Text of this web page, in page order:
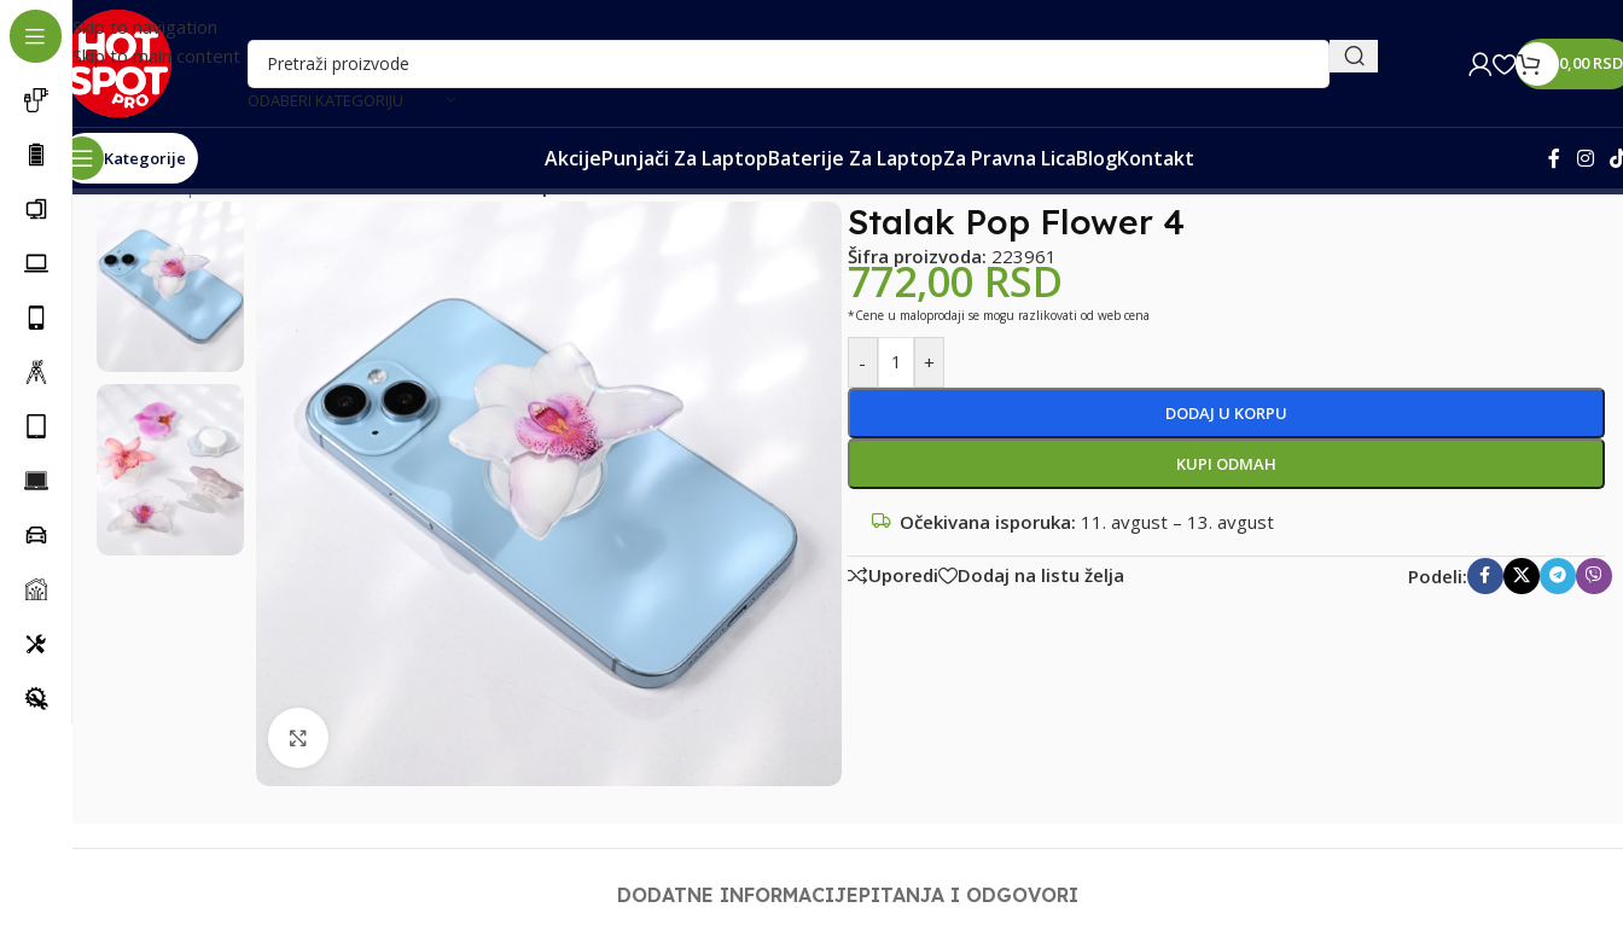
Skip to navigation
Skip to main content
ODABERI KATEGORIJU
0,00RSD
Kategorije AkcijePunjači Za LaptopBaterije Za LaptopZa Pravna LicaBlogKontakt
Почетна/Oprema za telefone/Razni dodaci/Stalak Pop Flower 4
Stalak Pop Flower 4
Šifra proizvoda: 223961
772,00RSD
*Cene u maloprodaji se mogu razlikovati od web cena
- +
DODAJ U KORPU
KUPI ODMAH
Očekivana isporuka: 11. avgust – 13. avgust
Uporedi Dodaj na listu želja Podeli:
DODATNE INFORMACIJEPITANJA I ODGOVORI